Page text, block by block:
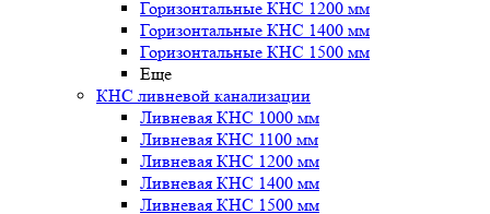
Горизонтальные КНС 1200 мм
Горизонтальные КНС 1400 мм
Горизонтальные КНС 1500 мм
Еще
КНС ливневой канализации
Ливневая КНС 1000 мм
Ливневая КНС 1100 мм
Ливневая КНС 1200 мм
Ливневая КНС 1400 мм
Ливневая КНС 1500 мм